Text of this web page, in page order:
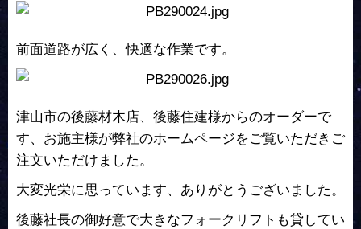
前面道路が広く、快適な作業です。
津山市の後藤材木店、後藤住建様からのオーダーで
す、お施主様が弊社のホームページをご覧いただきご
注文いただけました。
大変光栄に思っています、ありがとうございました。
後藤社長の御好意で大きなフォークリフトも貸してい